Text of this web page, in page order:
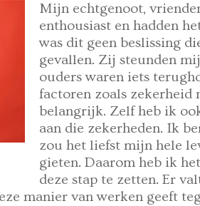
Mijn echtgenoot,
enthousiast en hadden
was dit geen beslissing
gevallen. Zij steunden
ouders waren iets
factoren zoals zekerheid
belangrijk. Zelf heb ik
aan die zekerheden. Ik
zou het liefst mijn hele
gieten. Daarom heb ik
deze stap te zetten. Er
manier van werken geeft